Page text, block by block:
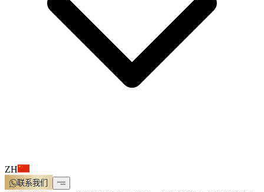
ZH
联系我们